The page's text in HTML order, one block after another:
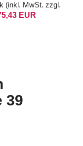
(inkl. MwSt. zzgl.
EUR
39